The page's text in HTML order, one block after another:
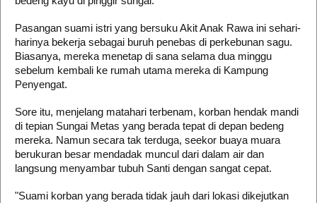
Pasangan suami istri yang bersuku Akit Anak Rawa ini sehari-
harinya bekerja sebagai buruh penebas di perkebunan sagu.
Biasanya, mereka menetap di sana selama dua minggu
sebelum kembali ke rumah utama mereka di Kampung
Penyengat.
​Sore itu, menjelang matahari terbenam, korban hendak mandi
di tepian Sungai Metas yang berada tepat di depan bedeng
mereka. Namun secara tak terduga, seekor buaya muara
berukuran besar mendadak muncul dari dalam air dan
langsung menyambar tubuh Santi dengan sangat cepat.
​"Suami korban yang berada tidak jauh dari lokasi dikejutkan